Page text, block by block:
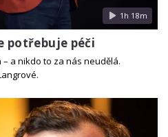
1h 18m
potřebuje péči
a nikdo to za nás neudělá.